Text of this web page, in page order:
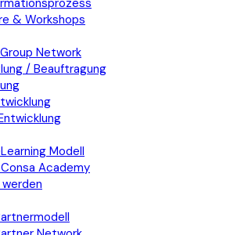
& Workshops
Network
/ Beauftragung
Modell
Academy